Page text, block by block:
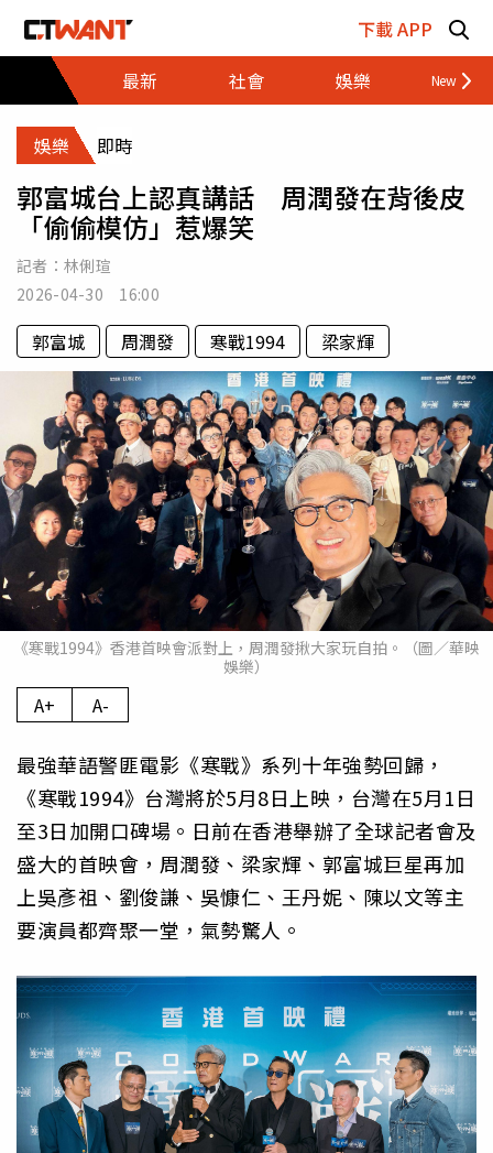
下載 APP
最新
社會 娛樂 財經
娛樂 即時
郭富城台上認真講話 周潤發在背後皮
「偷偷模仿」惹爆笑
記者： 林俐瑄
2026-04-30 16:00
郭富城 周潤發 寒戰1994 梁家輝
《寒戰1994》香港首映會派對上，周潤發揪大家玩自拍。（圖／華映
娛樂）
A+ A-
最強華語警匪電影《寒戰》系列十年強勢回歸，
《寒戰1994》台灣將於5月8日上映，台灣在5月1日
至3日加開口碑場。日前在香港舉辦了全球記者會及
盛大的首映會，周潤發、梁家輝、郭富城巨星再加
上吳彥祖、劉俊謙、吳慷仁、王丹妮、陳以文等主
要演員都齊聚一堂，氣勢驚人。